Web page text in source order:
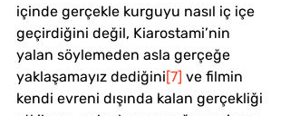
içinde gerçekle kurguyu nasıl iç içe
geçirdiğini değil, Kiarostami’nin
yalan söylemeden asla gerçeğe
yaklaşamayız dediğini[7] ve filmin
kendi evreni dışında kalan gerçekliği